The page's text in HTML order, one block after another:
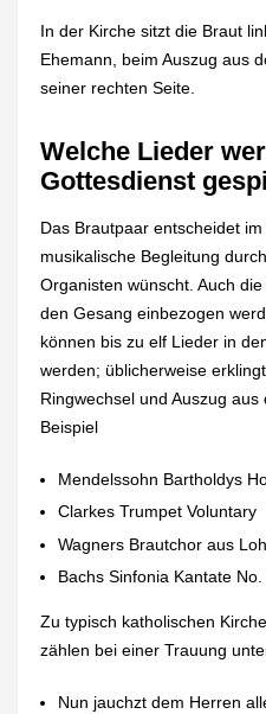
In der Kirche sitzt die Braut
Ehemann, beim Auszug aus
seiner rechten Seite.
Welche Lieder
Gottesdienst
Das Brautpaar entscheidet
musikalische Begleitung
Organisten wünscht. Auch
den Gesang einbezogen
können bis zu elf Lieder in
werden; üblicherweise
Ringwechsel und Auszug
Beispiel
Mendelssohn Bartholdys
Clarkes Trumpet Voluntary
Wagners Brautchor aus
Bachs Sinfonia Kantate
Zu typisch katholischen
zählen bei einer Trauung
Nun jauchzt dem Herren